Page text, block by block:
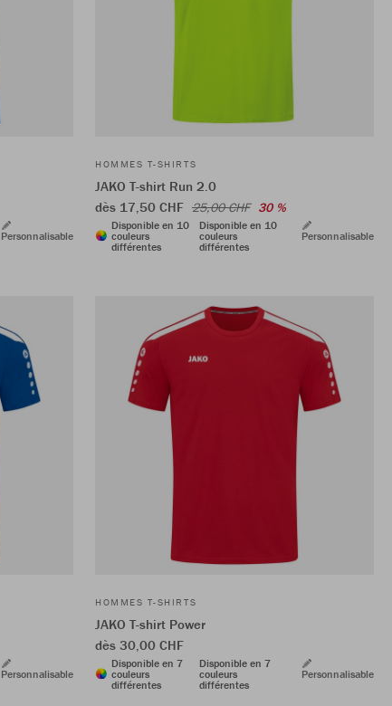
Personnalisable
HOMMES T-SHIRTS
JAKO T-shirt Run 2.0
dès 17,50 CHF 25,00 CHF 30 %
Disponible en 10
couleurs
différentes
Disponible en 10
couleurs
différentes
Personnalisable
Personnalisable
HOMMES T-SHIRTS
JAKO T-shirt Power
dès 30,00 CHF
Disponible en 7
couleurs
différentes
Disponible en 7
couleurs
différentes
Personnalisable